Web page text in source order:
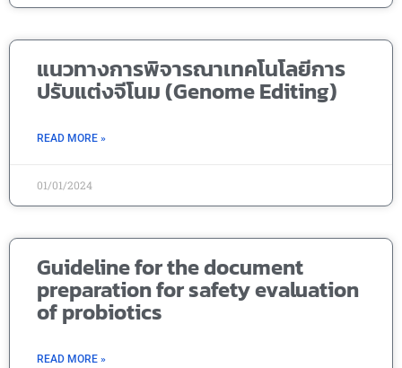
แนวทางการพิจารณาเทคโนโลยีการ
ปรับแต่งจีโนม (Genome Editing)
READ MORE »
01/01/2024
Guideline for the document
preparation for safety evaluation
of probiotics
READ MORE »